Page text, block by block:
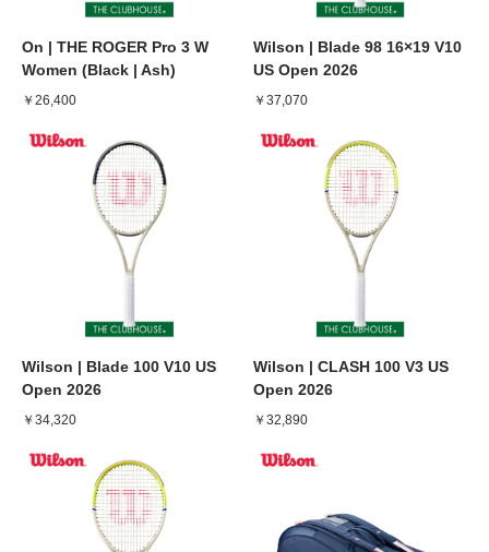
On | THE ROGER Pro 3 W
Women (Black | Ash)
￥26,400
Wilson | Blade 98 16×19 V10
US Open 2026
￥37,070
Wilson | Blade 100 V10 US
Open 2026
￥34,320
Wilson | CLASH 100 V3 US
Open 2026
￥32,890